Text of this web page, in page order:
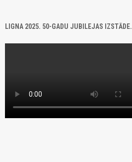
LIGNA 2025. 50-GADU JUBILEJAS IZSTĀDE.